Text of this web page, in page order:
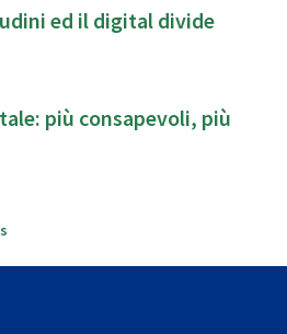
ed il digital divide
più consapevoli, più